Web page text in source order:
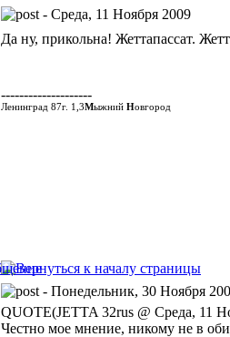
- Среда, 11 Ноября 2009
Да ну, прикольна! Жеттапассат.
--------------------
Ленинград 87г. 1,3Мыжний Новгород
- Понедельник, 30 Ноября
QUOTE(JETTA 32rus @ Среда, 11
Честно мое мнение, никому не в